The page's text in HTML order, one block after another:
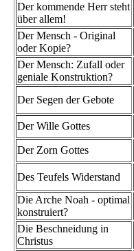
Der kommende Herr steht
über allem!
Der Mensch - Original
oder Kopie?
Der Mensch: Zufall oder
geniale Konstruktion?
Der Segen der Gebote
Der Wille Gottes
Der Zorn Gottes
Des Teufels Widerstand
Die Arche Noah - optimal
konstruiert?
Die Beschneidung in
Christus